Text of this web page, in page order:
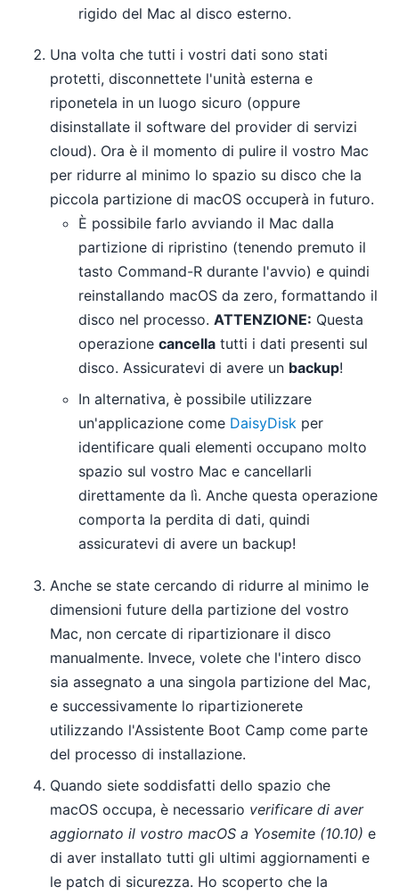
rigido del Mac al disco esterno.
Una volta che tutti i vostri dati sono stati
protetti, disconnettete l'unità esterna e
riponetela in un luogo sicuro (oppure
disinstallate il software del provider di servizi
cloud). Ora è il momento di pulire il vostro Mac
per ridurre al minimo lo spazio su disco che la
piccola partizione di macOS occuperà in futuro.
È possibile farlo avviando il Mac dalla
partizione di ripristino (tenendo premuto il
tasto Command-R durante l'avvio) e quindi
reinstallando macOS da zero, formattando il
disco nel processo. ATTENZIONE: Questa
operazione cancella tutti i dati presenti sul
disco. Assicuratevi di avere un backup!
In alternativa, è possibile utilizzare
un'applicazione come DaisyDisk per
identificare quali elementi occupano molto
spazio sul vostro Mac e cancellarli
direttamente da lì. Anche questa operazione
comporta la perdita di dati, quindi
assicuratevi di avere un backup!
Anche se state cercando di ridurre al minimo le
dimensioni future della partizione del vostro
Mac, non cercate di ripartizionare il disco
manualmente. Invece, volete che l'intero disco
sia assegnato a una singola partizione del Mac,
e successivamente lo ripartizionerete
utilizzando l'Assistente Boot Camp come parte
del processo di installazione.
Quando siete soddisfatti dello spazio che
macOS occupa, è necessario verificare di aver
aggiornato il vostro macOS a Yosemite (10.10) e
di aver installato tutti gli ultimi aggiornamenti e
le patch di sicurezza. Ho scoperto che la